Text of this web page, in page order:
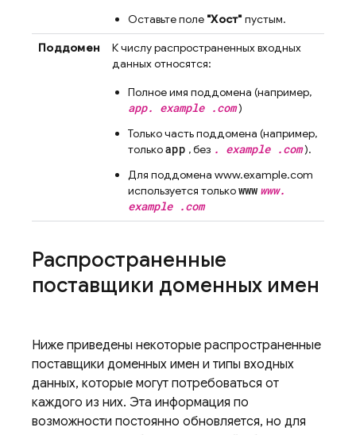
Оставьте поле "Хост" пустым.
Поддомен
К числу распространенных входных
данных относятся:
Полное имя поддомена (например,
app. example .com)
Только часть поддомена (например,
толькоapp , без . example .com).
Для поддомена www.example.com
используется толькоwww www.
example .com
Распространенные
поставщики доменных имен
Ниже приведены некоторые распространенные
поставщики доменных имен и типы входных
данных, которые могут потребоваться от
каждого из них. Эта информация по
возможности постоянно обновляется, но для